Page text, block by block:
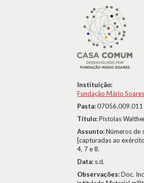
Instituição:
Fundação Mário
Pasta:07056.009.011
Título:Pistolas
Assunto:Números de
[capturadas ao
4, 7 e 8.
Data: s.d.
Observações:Doc.